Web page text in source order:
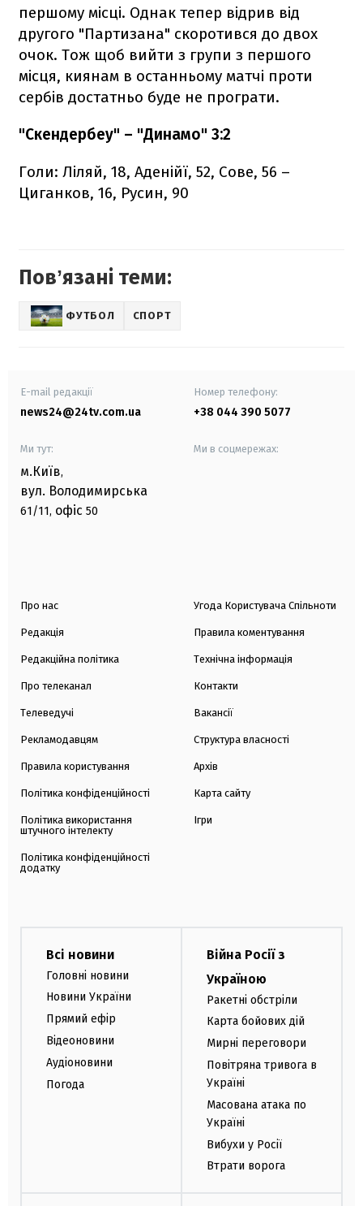
першому місці. Однак тепер відрив від
другого "Партизана" скоротився до двох
очок. Тож щоб вийти з групи з першого
місця, киянам в останньому матчі проти
сербів достатньо буде не програти.
"Скендербеу" – "Динамо" 3:2
Голи: Ліляй, 18, Аденійї, 52, Сове, 56 –
Циганков, 16, Русин, 90
Повʼязані теми:
ФУТБОЛ СПОРТ
E-mail редакції
news24@24tv.com.ua
Номер телефону:
+38 044 390 5077
Ми тут:
м.Київ,
вул. Володимирська
61/11, офіс 50
Ми в соцмережах:
Про нас
Редакція
Редакційна політика
Про телеканал
Телеведучі
Рекламодавцям
Правила користування
Політика конфіденційності
Політика використання
штучного інтелекту
Політика конфіденційності
додатку
Угода Користувача Спільноти
Правила коментування
Технічна інформація
Контакти
Вакансії
Структура власності
Архів
Карта сайту
Ігри
Всі новини
Головні новини
Новини України
Прямий ефір
Відеоновини
Аудіоновини
Погода
Війна Росії з
Україною
Ракетні обстріли
Карта бойових дій
Мирні переговори
Повітряна тривога в
Україні
Масована атака по
Україні
Вибухи у Росії
Втрати ворога